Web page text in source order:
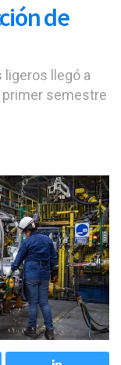
de
ligeros llegó a
primer semestre